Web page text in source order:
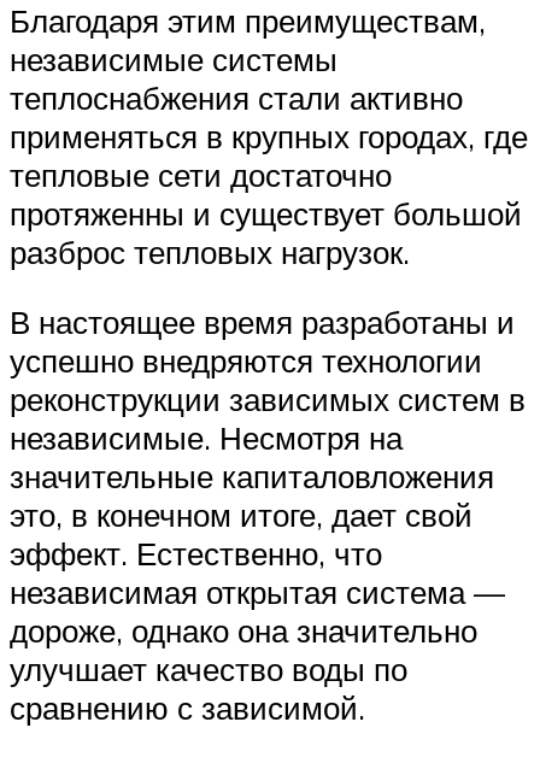
Благодаря этим преимуществам,
независимые системы
теплоснабжения стали активно
применяться в крупных городах, где
тепловые сети достаточно
протяженны и существует большой
разброс тепловых нагрузок.
В настоящее время разработаны и
успешно внедряются технологии
реконструкции зависимых систем в
независимые. Несмотря на
значительные капиталовложения
это, в конечном итоге, дает свой
эффект. Естественно, что
независимая открытая система —
дороже, однако она значительно
улучшает качество воды по
сравнению с зависимой.